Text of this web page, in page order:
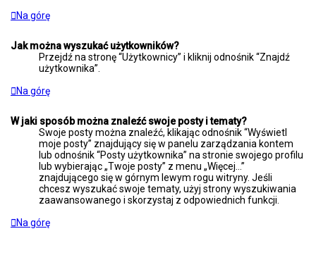
Na górę
Jak można wyszukać użytkowników?
Przejdź na stronę “Użytkownicy” i kliknij odnośnik “Znajdź
użytkownika”.
Na górę
W jaki sposób można znaleźć swoje posty i tematy?
Swoje posty można znaleźć, klikając odnośnik “Wyświetl
moje posty” znajdujący się w panelu zarządzania kontem
lub odnośnik “Posty użytkownika” na stronie swojego profilu
lub wybierając „Twoje posty” z menu „Więcej…”
znajdującego się w górnym lewym rogu witryny. Jeśli
chcesz wyszukać swoje tematy, użyj strony wyszukiwania
zaawansowanego i skorzystaj z odpowiednich funkcji.
Na górę